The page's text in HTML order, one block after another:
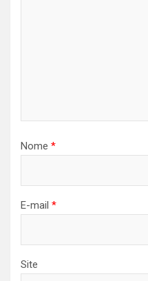
Nome *
E-mail *
Site